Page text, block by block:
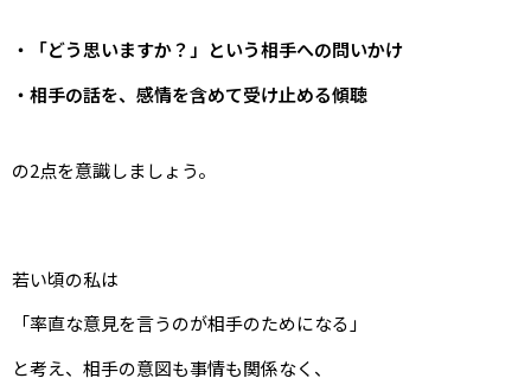
・「どう思いますか？」という相手への問いかけ
・相手の話を、感情を含めて受け止める傾聴
の2点を意識しましょう。
若い頃の私は
「率直な意見を言うのが相手のためになる」
と考え、相手の意図も事情も関係なく、